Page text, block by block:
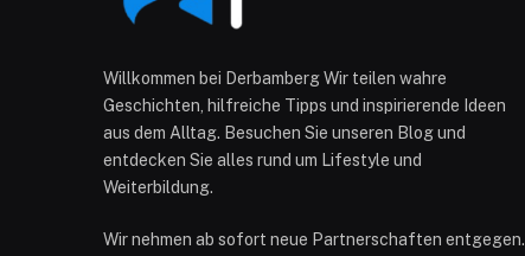
Willkommen bei Derbamberg Wir teilen wahre
Geschichten, hilfreiche Tipps und inspirierende Ideen
aus dem Alltag. Besuchen Sie unseren Blog und
entdecken Sie alles rund um Lifestyle und
Weiterbildung.
Wir nehmen ab sofort neue Partnerschaften entgegen.